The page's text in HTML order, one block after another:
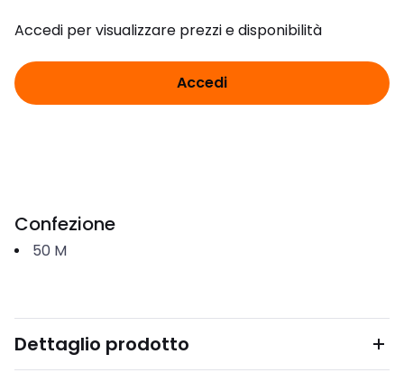
Accedi per visualizzare prezzi e disponibilità
Accedi
Confezione
50 M
Dettaglio prodotto